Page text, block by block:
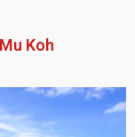
Koh